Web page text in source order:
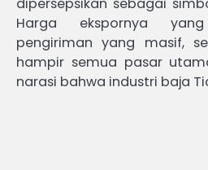
Harga ekspornya
pengiriman yang masif,
hampir semua pasar
narasi bahwa industri baja